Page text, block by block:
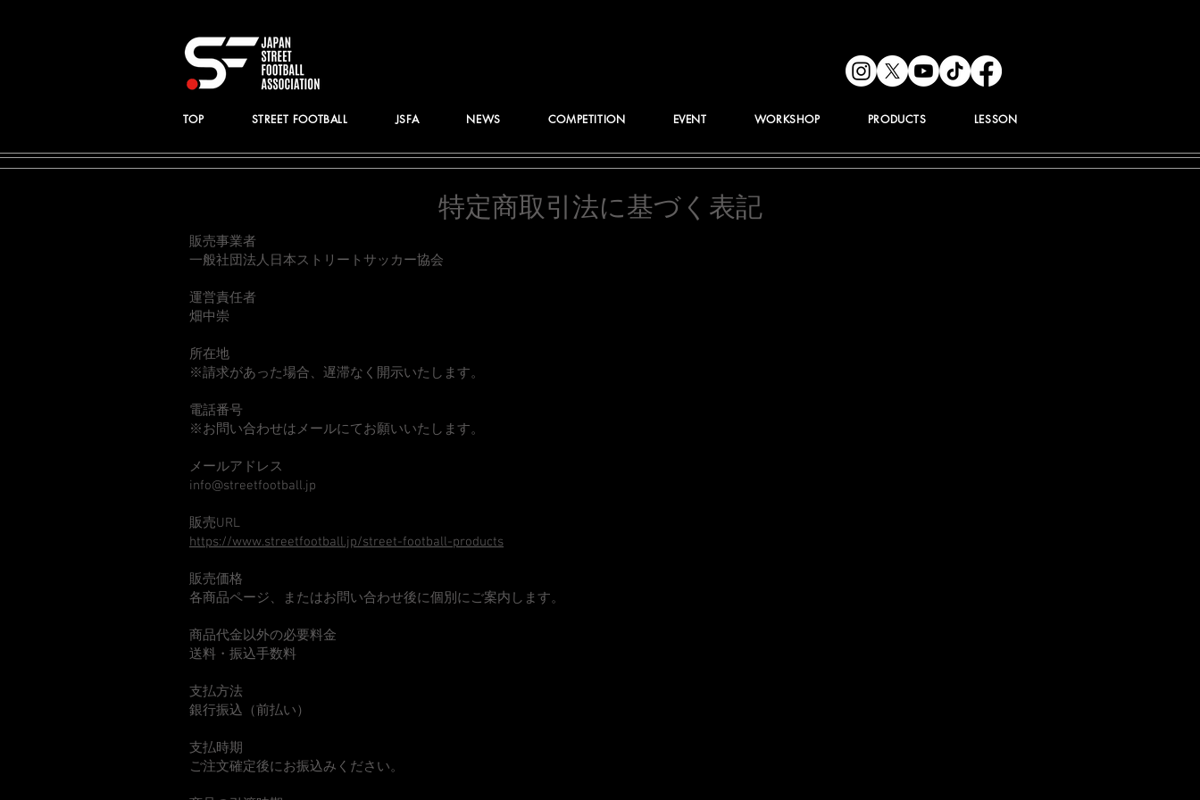
TOP STREET FOOTBALL JSFA NEWS COMPETITION EVENT WORKSHOP PRODUCTS LESSON
特定商取引法に基づく表記
販売事業者
一般社団法人日本ストリートサッカー協会
運営責任者
畑中崇
所在地
※請求があった場合、遅滞なく開示いたします。
電話番号
※お問い合わせはメールにてお願いいたします。
メールアドレス
info@streetfootball.jp
販売URL
https://www.streetfootball.jp/street-football-products
販売価格
各商品ページ、またはお問い合わせ後に個別にご案内します。
商品代金以外の必要料金
送料・振込手数料
支払方法
銀行振込（前払い）
支払時期
ご注文確定後にお振込みください。